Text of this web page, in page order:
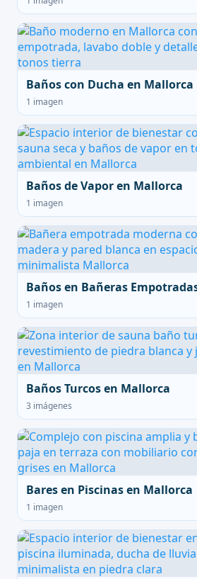
Baños con Ducha en Mallorca
1 imagen
Baños de Vapor en Mallorca
1 imagen
Baños en Bañeras
1 imagen
Baños Turcos en Mallorca
3 imágenes
Bares en Piscinas en Mallorca
1 imagen